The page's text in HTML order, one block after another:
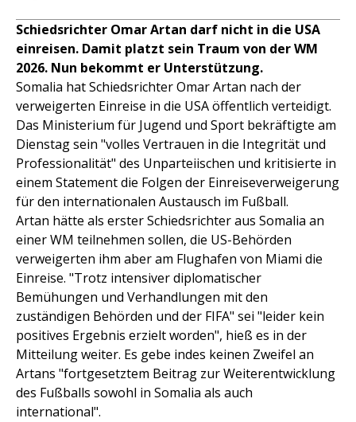
Schiedsrichter Omar Artan darf nicht in die USA
einreisen. Damit platzt sein Traum von der WM
2026. Nun bekommt er Unterstützung.
Somalia hat Schiedsrichter Omar Artan nach der
verweigerten Einreise in die USA öffentlich verteidigt.
Das Ministerium für Jugend und Sport bekräftigte am
Dienstag sein "volles Vertrauen in die Integrität und
Professionalität" des Unparteiischen und kritisierte in
einem Statement die Folgen der Einreiseverweigerung
für den internationalen Austausch im Fußball.
Artan hätte als erster Schiedsrichter aus Somalia an
einer WM teilnehmen sollen, die US-Behörden
verweigerten ihm aber am Flughafen von Miami die
Einreise. "Trotz intensiver diplomatischer
Bemühungen und Verhandlungen mit den
zuständigen Behörden und der FIFA" sei "leider kein
positives Ergebnis erzielt worden", hieß es in der
Mitteilung weiter. Es gebe indes keinen Zweifel an
Artans "fortgesetztem Beitrag zur Weiterentwicklung
des Fußballs sowohl in Somalia als auch
international".